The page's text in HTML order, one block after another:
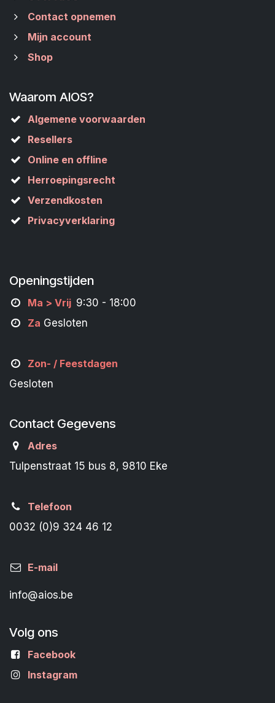
Contact opnemen
Mijn account
Shop
Waarom AIOS?
Algemene voorwaarden
Resellers
Online en offline
Herroepingsrecht
Verzendkosten
Privacyverklaring
Openingstijden
Ma > Vrij 9:30 - 18:00
Za Gesloten
Zon- / Feestdagen
Gesloten
Contact Gegevens
Adres
Tulpenstraat 15 bus 8, 9810 Eke
Telefoon
0032 (0)9 324 46 12
E-mail
info@aios.be
Volg ons
Facebook
Instagram